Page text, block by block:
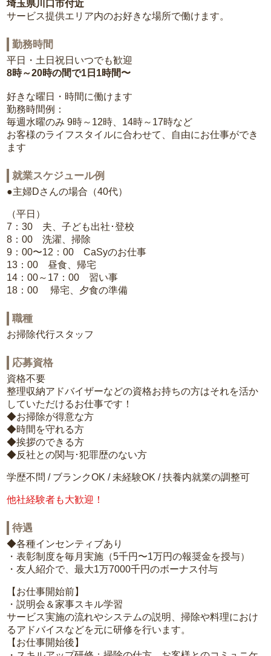
埼玉県川口市付近
サービス提供エリア内のお好きな場所で働けます。
勤務時間
平日・土日祝日いつでも歓迎
8時～20時の間で1日1時間〜
好きな曜日・時間に働けます
勤務時間例：
毎週水曜のみ 9時～12時、14時～17時など
お客様のライフスタイルに合わせて、自由にお仕事ができ
ます
就業スケジュール例
●主婦Dさんの場合（40代）
（平日）
7：30 夫、子ども出社･登校
8：00 洗濯、掃除
9：00〜12：00 CaSyのお仕事
13：00 昼食、帰宅
14：00～17：00 習い事
18：00 帰宅、夕食の準備
職種
お掃除代行スタッフ
応募資格
資格不要
整理収納アドバイザーなどの資格お持ちの方はそれを活か
していただけるお仕事です！
◆お掃除が得意な方
◆時間を守れる方
◆挨拶のできる方
◆反社との関与･犯罪歴のない方
学歴不問 / ブランクOK / 未経験OK / 扶養内就業の調整可
他社経験者も大歓迎！
待遇
◆各種インセンティブあり
・表彰制度を毎月実施（5千円〜1万円の報奨金を授与）
・友人紹介で、最大1万7000千円のボーナス付与
【お仕事開始前】
・説明会＆家事スキル学習
サービス実施の流れやシステムの説明、掃除や料理におけ
るアドバイスなどを元に研修を行います。
【お仕事開始後】